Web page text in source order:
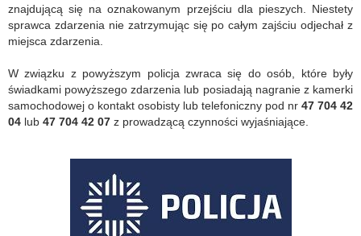
znajdującą się na oznakowanym przejściu dla pieszych. Niestety
sprawca zdarzenia nie zatrzymując się po całym zajściu odjechał z
miejsca zdarzenia.
W związku z powyższym policja zwraca się do osób, które były
świadkami powyższego zdarzenia lub posiadają nagranie z kamerki
samochodowej o kontakt osobisty lub telefoniczny pod nr 47 704 42
04 lub 47 704 42 07 z prowadzącą czynności wyjaśniające.